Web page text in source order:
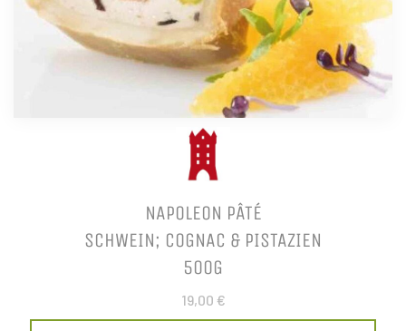
NAPOLEON PÂTÉ
SCHWEIN; COGNAC & PISTAZIEN
500G
19,00 €